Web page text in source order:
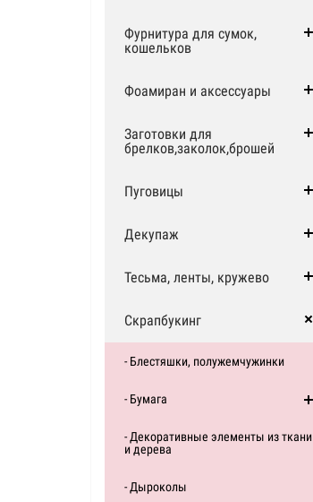
Фурнитура для сумок,
кошельков
Фоамиран и аксессуары
Заготовки для
брелков,заколок,брошей
Пуговицы
Декупаж
Тесьма, ленты, кружево
Скрапбукинг
- Блестяшки, полужемчужинки
- Бумага
- Декоративные элементы из ткани
и дерева
- Дыроколы